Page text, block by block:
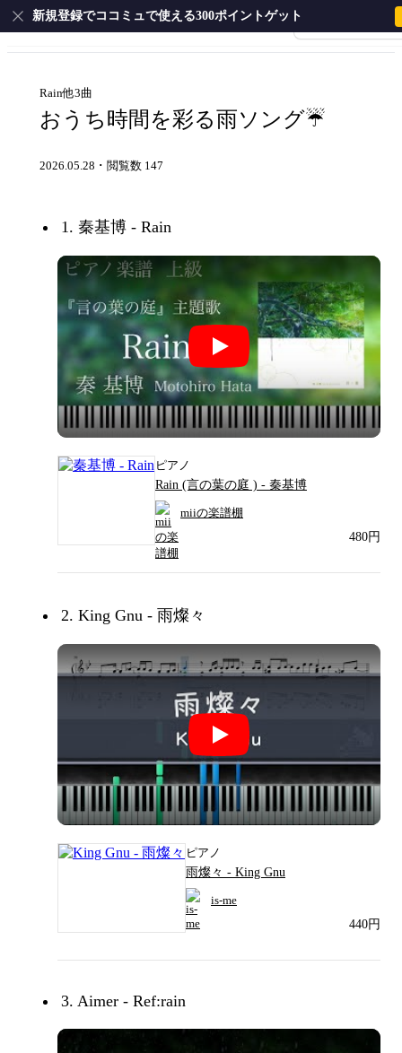
会員登録・ログイ
新規登録でココミュで使える300ポイントゲット
ホーム
ピアノ ギター サクソフォン ドラム
Rain他3曲
おうち時間を彩る雨ソング☔️
2026.05.28 ･ 閲覧数 147
1. 秦基博 - Rain
秦基博 - Rain
ピアノ
Rain (言の葉の庭 ) - 秦基博
miiの楽譜棚
480円
2. King Gnu - 雨燦々
King Gnu - 雨燦々
ピアノ
雨燦々 - King Gnu
is-me
440円
3. Aimer - Ref:rain